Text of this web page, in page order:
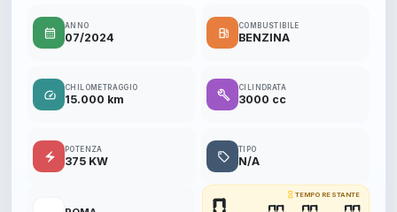
calendar_month
ANNO
07/2024 local_gas_station
COMBUSTIBILE
BENZINA
speed
CHILOMETRAGGIO
15.000 km build
CILINDRATA
3000 cc
electric_bolt
POTENZA
375 KW local_offer
TIPO
N/A
hourglass_empty TEMPO RESTANTE